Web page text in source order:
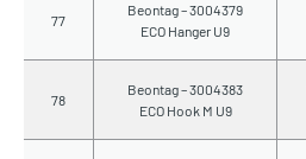
77
Beontag – 3004379
ECO Hanger U9
78
Beontag – 3004383
ECO Hook M U9